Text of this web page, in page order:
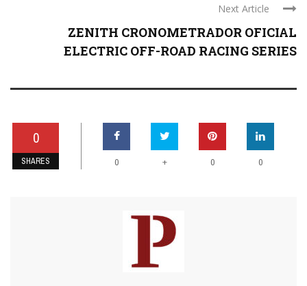
Next Article
ZENITH CRONOMETRADOR OFICIAL
ELECTRIC OFF-ROAD RACING SERIES
0
SHARES 0 + 0 0